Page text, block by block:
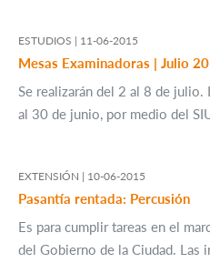
ESTUDIOS | 11-06-2015
Mesas Examinadoras | Julio
Se realizarán del 2 al 8 de
al 30 de junio, por medio del
EXTENSIÓN | 10-06-2015
Pasantía rentada: Percusión
Es para cumplir tareas en el
del Gobierno de la Ciudad. Las